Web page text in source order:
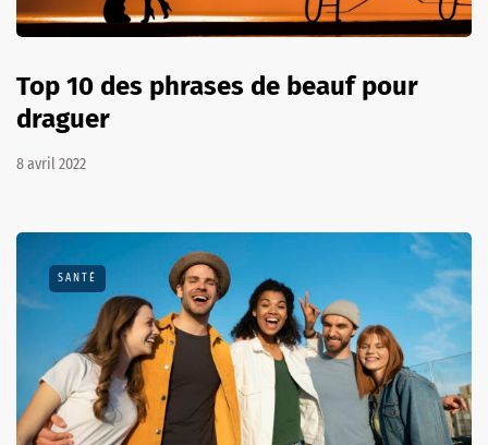
Top 10 des phrases de beauf pour
draguer
8 avril 2022
SANTÉ